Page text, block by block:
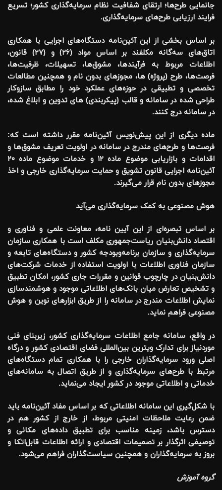
جانمایی طرح‌ها؛ ارتقای شفافیت نظام سرمایه‌گذاری کشور؛ تسریع
فرایند ارزیابی طرح‌های سرمایه‌گذاری.
بر اساس بخشی از این آئین‌نامه دستگاه‌های اجرایی با همکاری
اتاق‌های سه‌گانه مکلفند بر اساس مواد (۲۶) و (۲۷) قانون،
اطلاعات مربوط به فرآیندها، مشوق‌ها، تسهیلات، ظرفیت‌ها،
فرصت‌ها، طرح (پروژه) ها، مجوزهای بدون نام و همچنین مطالعات
تخصصی و تطبیقی در حوزه‌های عملکرد خود را مطابق سازوکار
طراحی شده در سامانه و قالب (پیکربندی) های تدوین و ابلاغ شده،
در سامانه درج کنند.
ماده دیگری از این پیش‌نویس آئین‌نامه مقرر داشته است که:
فرصت‌ها و طرح‌های مندرج در سامانه در اولویت تعریف مشوق‌ها و
اقدامات و بازاریابی موضوع ماده ۱۲ و خدمات موضوع ماده ۲۰
آئین‌نامه اجرایی قانون تشویق و حمایت سرمایه‌گذاری خارجی و اخذ
مجوزهای بدون نام قرار می‌گیرند.
هوش مصنوعی به کمک سرمایه‌گذاری می‌آید
بر اساس تبصره‌ای از این آیین نامه، معاونت علمی و فناوری و
اقتصاد دانش‌بنیان ریاست‌جمهوری مکلف است با همکاری سازمان
سرمایه‌گذاری و سازمان برنامه‌وبودجه کشور و دستگاه‌های تابعه و
سازمان فناوری اطلاعات با اولویت استفاده از خدمات شرکت‌های
دانش‌بنیان در چارچوب قوانین و مقررات جاری کشور، امکان تطبیق
و تشخیص تعارض میان بانک‌های اطلاعاتی موجود و هوشمندسازی
نمایش اطلاعات مندرج در سامانه را از طریق ابزارهای نوین و هوش
مصنوعی فراهم نماید.
در واقع، سامانه جامع اطلاعات سرمایه‌گذاری کشور، زیربنای فنی
موردنیاز برای تدارک ویترین بین‌المللی فضای اقتصادی کشور و درگاه
اصلی ورود سرمایه‌گذاران خارجی را با همکاری تمام دستگاه‌های
مرتبط با طرح‌های سرمایه‌گذاری و از طریق اتصال به سامانه‌های
خدماتی و اطلاعاتی موجود در کشور ایجاد می‌نماید.
با شکل‌گیری این سامانه اطلاعاتی که بر اساس مفاد آئین‌نامه باید
ضمن رعایت ملاحظات امنیتی مربوط، از خارج از کشور هم در
دسترس باشد، زمینه مناسب برای تطبیق داده‌های مکانی و
توصیفی اثرگذار بر تصمیمات اقتصادی و ارائه اطلاعات قابل‌اتکا و
بروز به سرمایه‌گذاران و همچنین سیاست‌گذاران فراهم می‌شود.
گروه آموزش